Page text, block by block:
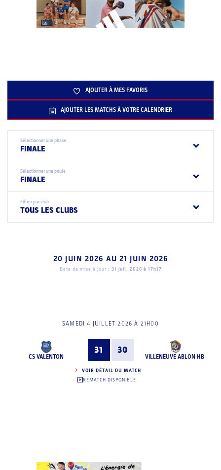
AJOUTER À MES FAVORIS
AJOUTER LES MATCHS À VOTRE CALENDRIER
Sélectionner une phase
FINALE
Sélectionner une poule
FINALE
Filtrer par club
TOUS LES CLUBS
20 JUIN 2026 AU 21 JUIN 2026
Date de mise à jour : 31 juil. 2026 à 17h17
SAMEDI 4 JUILLET 2026 À 21H00
CS VALENTON
31 30
VILLENEUVE ABLON HB
VOIR DÉTAIL DU MATCH
REMATCH DISPONIBLE